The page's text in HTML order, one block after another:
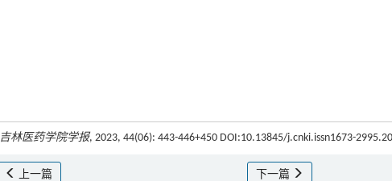
吉林医药学院学报, 2023, 44(06): 443-446+450 DOI:10.13845/j.cnki.issn1673-
上一篇 下一篇